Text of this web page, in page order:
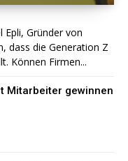
Gründer von
dass die Generation Z
Können Firmen...
Mitarbeiter gewinnen